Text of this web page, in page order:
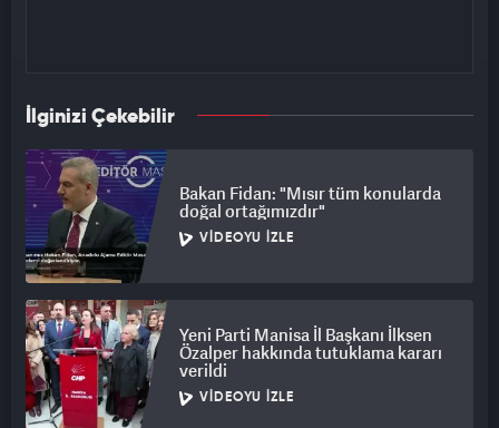
İlginizi Çekebilir
Bakan Fidan: "Mısır tüm konularda
doğal ortağımızdır"
VIDEOYU İZLE
Yeni Parti Manisa İl Başkanı İlksen
Özalper hakkında tutuklama kararı
verildi
VIDEOYU İZLE